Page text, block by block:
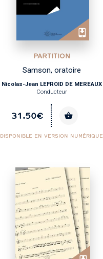
PARTITION
Samson, oratoire
Nicolas-Jean LEFROID DE MEREAUX
Conducteur
31.50€
DISPONIBLE EN VERSION NUMÉRIQUE